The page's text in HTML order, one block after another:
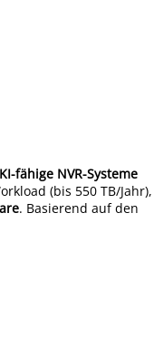
KI-fähige NVR-Systeme
(bis 550 TB/Jahr),
. Basierend auf den